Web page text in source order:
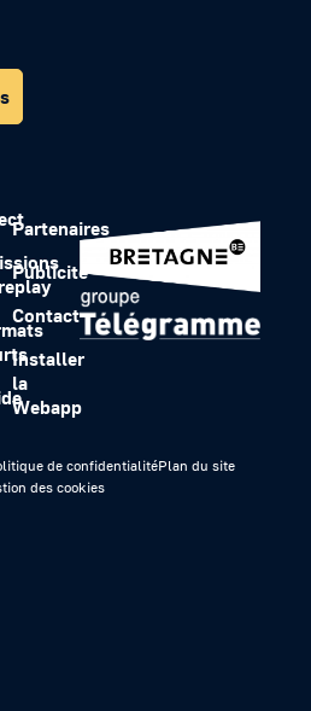
Partenaires
Publicité
Contact
Installer
la
Webapp
de confidentialitéPlan du site
des cookies